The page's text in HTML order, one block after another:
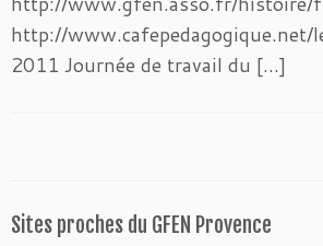
http://
2011 Journée de travail du […]
Sites proches du GFEN Provence